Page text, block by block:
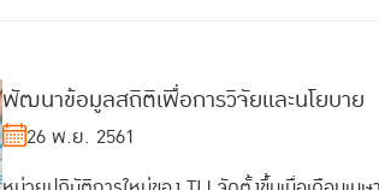
พัฒนาข้อมูลสถิติเพื่อการวิจัยและนโยบาย
26 พ.ย. 2561